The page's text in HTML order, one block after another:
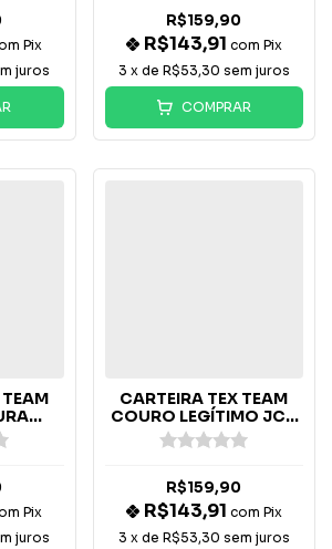
Pix
juros
R$159,90
R$143,91 com Pix
3 x de R$53,30 sem juros
COMPRAR
Pix
juros
CARTEIRA TEX TEAM
COURO LEGÍTIMO JCR
PRETO
R$159,90
R$143,91 com Pix
3 x de R$53,30 sem juros